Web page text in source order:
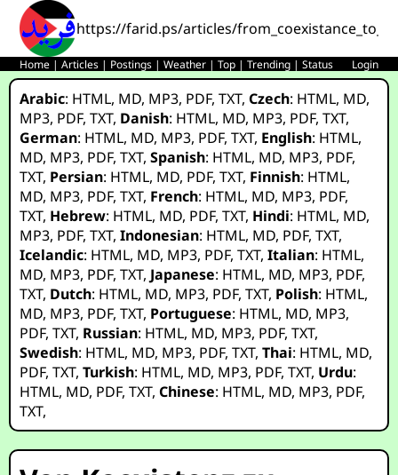
https://farid.ps/articles/
Home |Articles | Postings |Weather |Top |Trending |Status Login
Arabic: HTML, MD, MP3, PDF,TXT,Czech: HTML, MD,
MP3, PDF,TXT, Danish: HTML, MD, MP3, PDF,TXT,
German: HTML, MD, MP3, PDF,TXT, English: HTML,
MD, MP3, PDF,TXT,Spanish: HTML, MD, MP3, PDF,
TXT, Persian: HTML, MD, PDF,TXT, Finnish: HTML,
MD, MP3, PDF,TXT, French: HTML, MD, MP3, PDF,
TXT, Hebrew: HTML, MD, PDF,TXT, Hindi: HTML, MD,
MP3, PDF,TXT,Indonesian: HTML, MD, PDF,TXT,
Icelandic: HTML, MD, MP3, PDF,TXT,Italian: HTML,
MD, MP3, PDF,TXT, Japanese: HTML, MD, MP3, PDF,
TXT, Dutch: HTML, MD, MP3, PDF,TXT, Polish: HTML,
MD, MP3, PDF,TXT, Portuguese: HTML, MD, MP3,
PDF,TXT, Russian: HTML, MD, MP3, PDF,TXT,
Swedish: HTML, MD, MP3, PDF,TXT,Thai: HTML, MD,
PDF,TXT,Turkish: HTML, MD, MP3, PDF,TXT, Urdu:
HTML, MD, PDF,TXT,Chinese: HTML, MD, MP3, PDF,
TXT,